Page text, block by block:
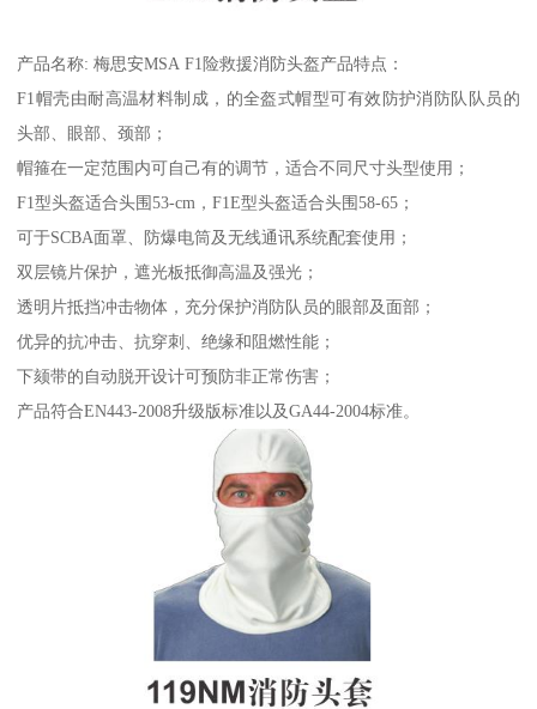
产品名称: 梅思安MSA F1险救援消防头盔产品特点：
F1帽壳由耐高温材料制成，的全盔式帽型可有效防护消防队队员的
头部、眼部、颈部；
帽箍在一定范围内可自己有的调节，适合不同尺寸头型使用；
F1型头盔适合头围53-cm，F1E型头盔适合头围58-65；
可于SCBA面罩、防爆电筒及无线通讯系统配套使用；
双层镜片保护，遮光板抵御高温及强光；
透明片抵挡冲击物体，充分保护消防队员的眼部及面部；
优异的抗冲击、抗穿刺、绝缘和阻燃性能；
下颏带的自动脱开设计可预防非正常伤害；
产品符合EN443-2008升级版标准以及GA44-2004标准。